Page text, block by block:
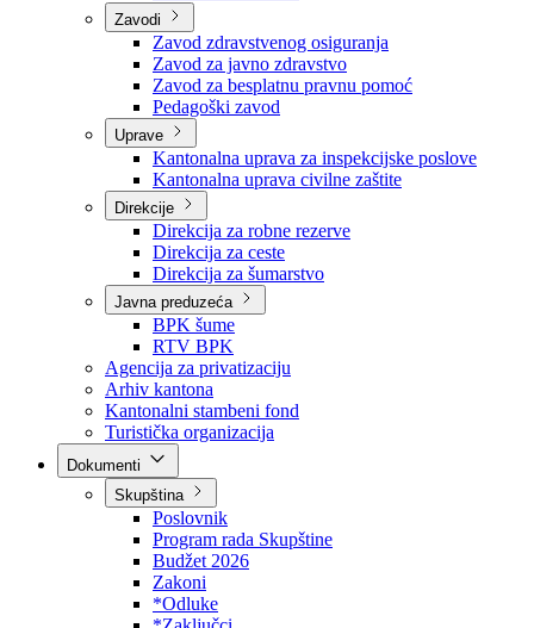
Centar za socijalni rad
Dom za stara i iznemogla lica
Kantonalna bolnica
Zavodi
Zavod zdravstvenog osiguranja
Zavod za javno zdravstvo
Zavod za besplatnu pravnu pomoć
Pedagoški zavod
Uprave
Kantonalna uprava za inspekcijske poslove
Kantonalna uprava civilne zaštite
Direkcije
Direkcija za robne rezerve
Direkcija za ceste
Direkcija za šumarstvo
Javna preduzeća
BPK šume
RTV BPK
Agencija za privatizaciju
Arhiv kantona
Kantonalni stambeni fond
Turistička organizacija
Skupština
Poslovnik
Program rada Skupštine